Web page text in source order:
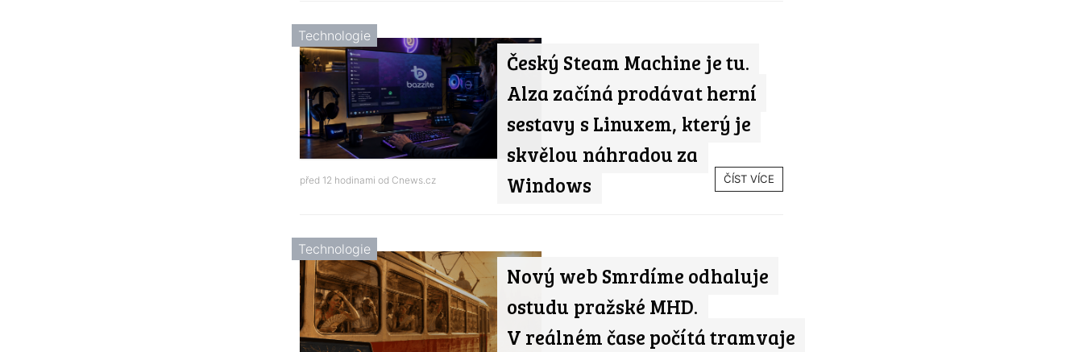
Český Steam Machine je tu.
Alza začíná prodávat herní
sestavy s Linuxem, který je
skvělou náhradou za
Windows
Technologie
před 12 hodinami od Cnews.cz ČÍST VÍCE
Nový web Smrdíme odhaluje
ostudu pražské MHD.
V reálném čase počítá tramvaje
Technologie